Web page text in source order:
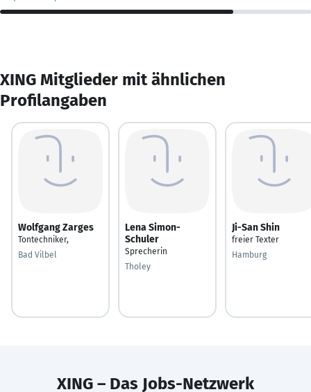
XING Mitglieder mit ähnlichen
Profilangaben
Wolfgang Zarges
Tontechniker,
Bad Vilbel
Lena Simon-
Schuler
Sprecherin
Tholey
Ji-San Shin
freier Texter
Hamburg
XING – Das Jobs-Netzwerk